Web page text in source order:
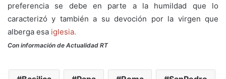
preferencia se debe en parte a la humildad que lo
caracterizó y también a su devoción por la virgen que
alberga esa iglesia.
Con información de Actualidad RT